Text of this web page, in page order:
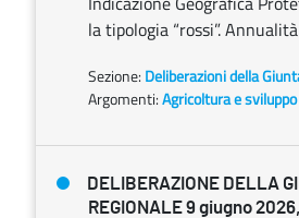
la tipologia “rossi”.
Sezione: Deliberazioni della
Argomenti:Agricoltura e
DELIBERAZIONE DELLA
REGIONALE 9 giugno